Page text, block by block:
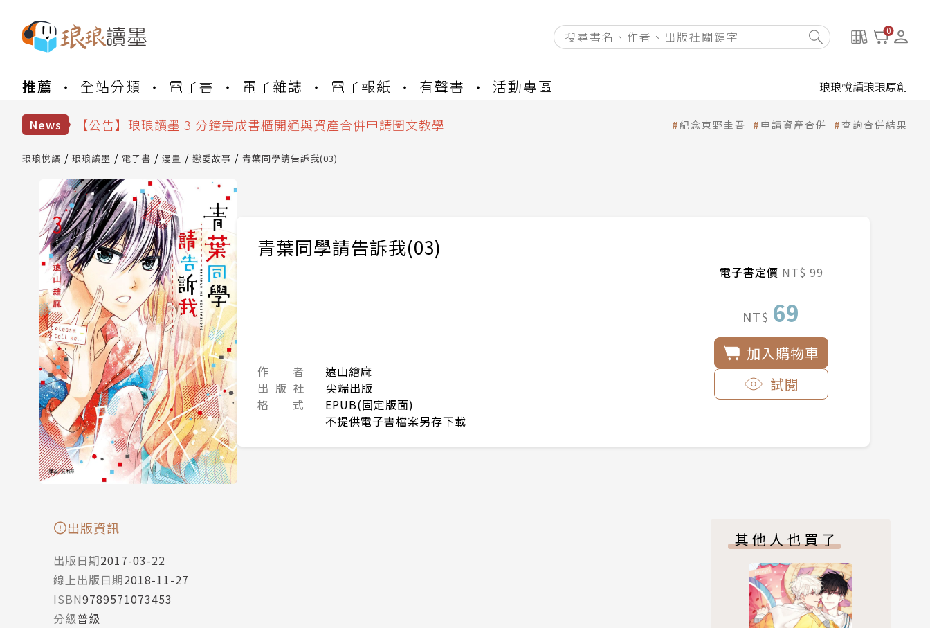
0
推薦 全站分類 電子書 電子雜誌 電子報紙 有聲書 活動專區 琅琅悅讀琅琅原創
News
【公告】琅琅讀墨數位閱讀資產合併與書櫃開通申請
【公告】琅琅讀墨 3 分鐘完成書櫃開通與資產合併申請圖文教學
【公告】琅琅讀墨數位閱讀資產合併與書櫃開通申請
紀念東野圭吾 申請資產合併 查詢合併結果
琅琅悅讀 琅琅讀墨 電子書 漫畫 戀愛故事 青葉同學請告訴我(03)
青葉同學請告訴我(03)
作 者
遠山繪麻
出 版 社
尖端出版
格 式
EPUB(固定版面)
不提供電子書檔案另存下載
電子書定價NT$ 99
NT$ 69
加入購物車
試閱
出版資訊
出版日期2017-03-22
線上出版日期2018-11-27
ISBN9789571073453
分級普級
其他人也買了